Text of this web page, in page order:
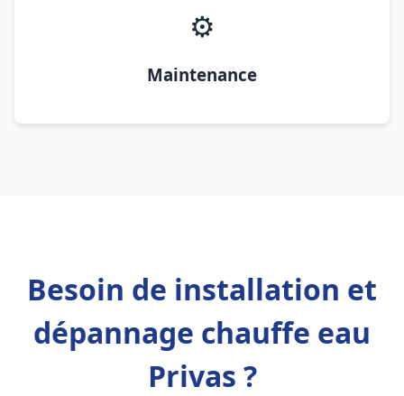
⚙️
Maintenance
Besoin de installation et
dépannage chauffe eau
Privas ?